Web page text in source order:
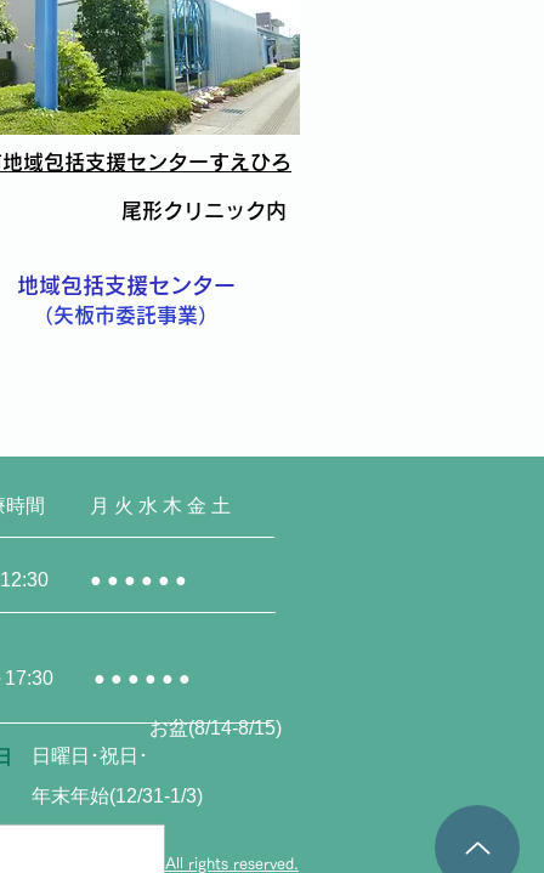
域包括支援センターすえひろ
尾形クリニック内
地域包括支援センター
​（矢板市委託事業）
時間 月 火 水 木 金 土
● ● ● ● ● ●
17:30 ● ● ● ● ● ●
日曜日･祝日･
お盆(8/14-8/15)
年末年始(12/31-1/3)
(C) Ioukai Group All rights reserved.